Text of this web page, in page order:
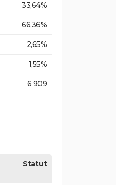
33,64%
66,36%
2,65%
1,55%
6 909
Statut